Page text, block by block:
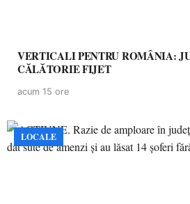
VERTICALI PENTRU ROMÂNIA:
CĂLĂTORIE FIJET
acum 15 ore
LOCALE